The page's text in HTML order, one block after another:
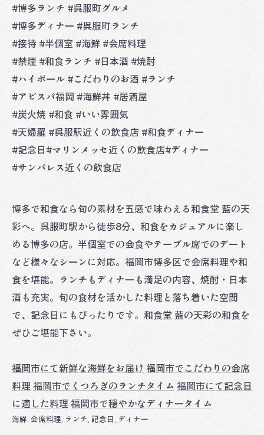
#博多ランチ #呉服町グルメ
#博多ディナー #呉服町ランチ
#接待 #半個室 #海鮮 #会席料理
#禁煙 #和食ランチ #日本酒 #焼酎
#ハイボール #こだわりのお酒 #ランチ
#アビスパ福岡 #海鮮丼 #居酒屋
#炭火焼 #和食 #いい雰囲気
#天婦羅 #呉服駅近くの飲食店 #和食ディナー
#記念日#マリンメッセ近くの飲食店#ディナー
#サンパレス近くの飲食店
博多で和食なら旬の素材を五感で味わえる和食堂 藍の天
彩へ。呉服町駅から徒歩8分、和食をカジュアルに楽し
める博多の店。半個室での会食やテーブル席でのデート
など様々なシーンに対応。福岡市博多区で会席料理や和
食を堪能。ランチもディナーも満足の内容、焼酎・日本
酒も充実。旬の食材を活かした料理と落ち着いた空間
で、記念日にもぴったりです。和食堂 藍の天彩の和食を
ぜひご堪能下さい。
福岡市にて新鮮な海鮮をお届け 福岡市でこだわりの会席
料理福岡市でくつろぎのランチタイム 福岡市にて記念日
に適した料理福岡市で穏やかなディナータイム
海鮮 会席料理 ランチ 記念日 ディナー